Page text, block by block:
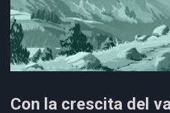
Con la crescita del